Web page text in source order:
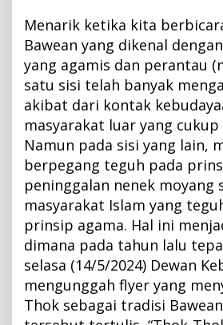
Menarik ketika kita
Bawean yang dikenal
yang agamis dan perantau
satu sisi telah banyak
akibat dari kontak
masyarakat luar yang cukup
Namun pada sisi yang lain,
berpegang teguh pada
peninggalan nenek moyang
masyarakat Islam yang
prinsip agama. Hal ini
dimana pada tahun lalu
selasa (14/5/2024) Dewan
mengunggah flyer yang
Thok sebagai tradisi